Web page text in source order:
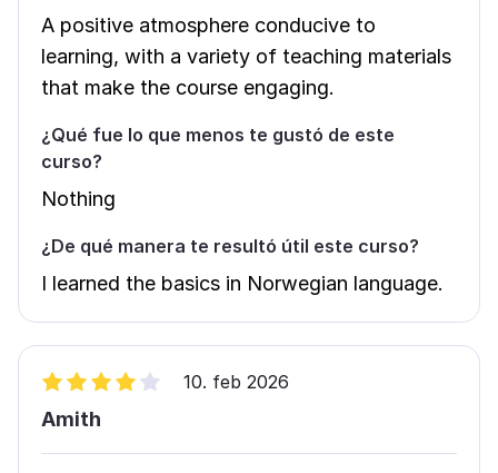
A positive atmosphere conducive to
learning, with a variety of teaching materials
that make the course engaging.
¿Qué fue lo que menos te gustó de este
curso?
Nothing
¿De qué manera te resultó útil este curso?
I learned the basics in Norwegian language.
10. feb 2026
Amith